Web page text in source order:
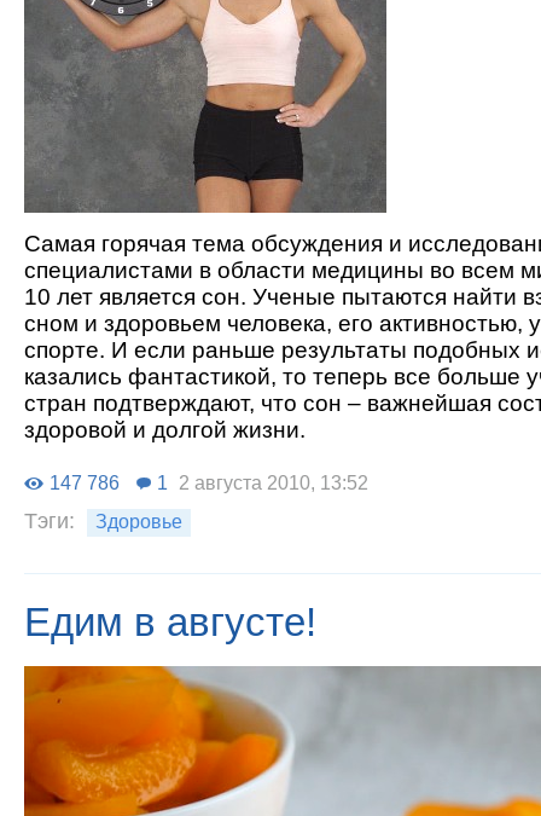
Самая горячая тема обсуждения и
специалистами в области медицины во всем
10 лет является сон. Ученые пытаются найти
сном и здоровьем человека, его активностью,
спорте. И если раньше результаты подобных
казались фантастикой, то теперь все больше
стран подтверждают, что сон – важнейшая
здоровой и долгой жизни.
147 786 1 2 августа 2010, 13:52
Тэги: Здоровье
Едим в августе!